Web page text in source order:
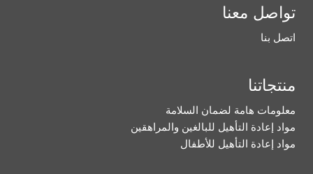
تواصل معنا
اتصل بنا
منتجاتنا
معلومات هامة لضمان السلامة
مواد إعادة التأهيل للبالغين والمراهقين
مواد إعادة التأهيل للأطفال